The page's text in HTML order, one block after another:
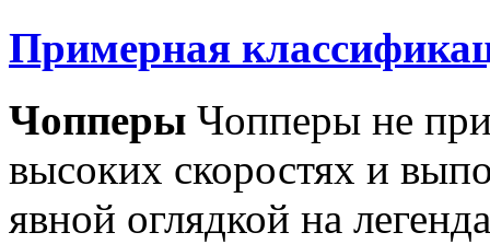
Примерная
Чопперы Чопперы не
высоких скоростях и
явной оглядкой на